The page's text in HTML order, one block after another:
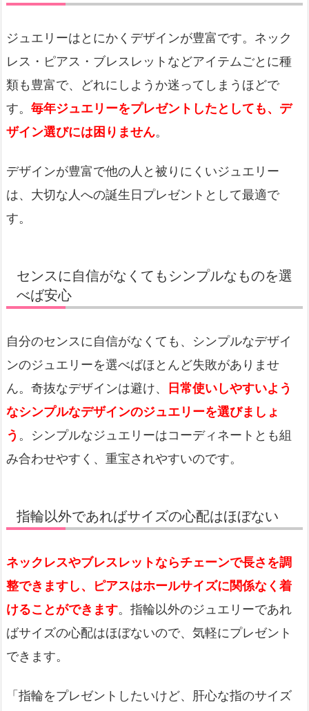
ジュエリーはとにかくデザインが豊富です。ネック
レス・ピアス・ブレスレットなどアイテムごとに種
類も豊富で、どれにしようか迷ってしまうほどで
す。 毎年ジュエリーをプレゼントしたとしても、デ
ザイン選びには困りません。
デザインが豊富で他の人と被りにくいジュエリー
は、大切な人への誕生日プレゼントとして最適で
す。
センスに自信がなくてもシンプルなものを選
べば安心
自分のセンスに自信がなくても、シンプルなデザイ
ンのジュエリーを選べばほとんど失敗がありませ
ん。奇抜なデザインは避け、
日常使いしやすいよう
なシンプルなデザインのジュエリーを選びましょ
う 。シンプルなジュエリーはコーディネートとも組
み合わせやすく、重宝されやすいのです。
指輪以外であればサイズの心配はほぼない
ネックレスやブレスレットならチェーンで長さを調
整できますし、ピアスはホールサイズに関係なく着
けることができます。指輪以外のジュエリーであれ
ばサイズの心配はほぼないので、気軽にプレゼント
できます。
「指輪をプレゼントしたいけど、肝心な指のサイズ